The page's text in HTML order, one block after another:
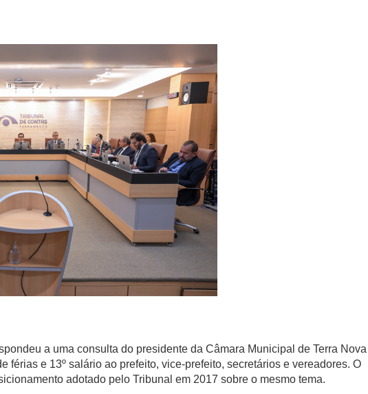
a uma consulta do presidente da Câmara Municipal de Terra
férias e 13º salário ao prefeito, vice-prefeito, secretários e vereadores. O
adotado pelo Tribunal em 2017 sobre o mesmo tema.